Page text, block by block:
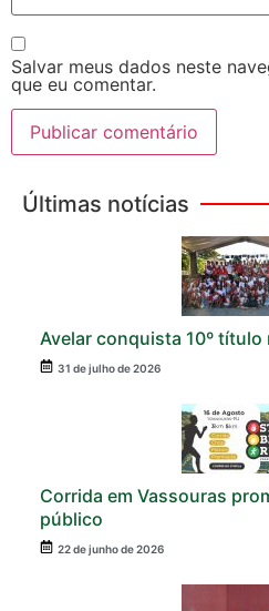
Salvar meus dados neste
que eu comentar.
Últimas notícias
Avelar conquista 10º título
31 de julho de 2026
Corrida em Vassouras
público
22 de junho de 2026